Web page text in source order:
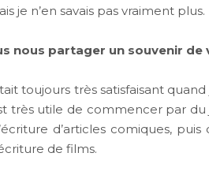
je n’en savais pas vraiment plus.
nous partager un souvenir
toujours très satisfaisant
très utile de commencer par
d’articles comiques,
de films.